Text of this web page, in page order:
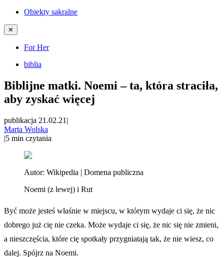
Obiekty sakralne
✕
For Her
biblia
Biblijne matki. Noemi – ta, która straciła,
aby zyskać więcej
publikacja 21.02.21 |
Marta Wolska
|5 min czytania
Autor: Wikipedia | Domena publiczna
Noemi (z lewej) i Rut
Być może jesteś właśnie w miejscu, w którym wydaje ci się, że nic
dobrego już cię nie czeka. Może wydaje ci się, że nic się nie zmieni,
a nieszczęścia, które cię spotkały przygniatają tak, że nie wiesz, co
dalej. Spójrz na Noemi.